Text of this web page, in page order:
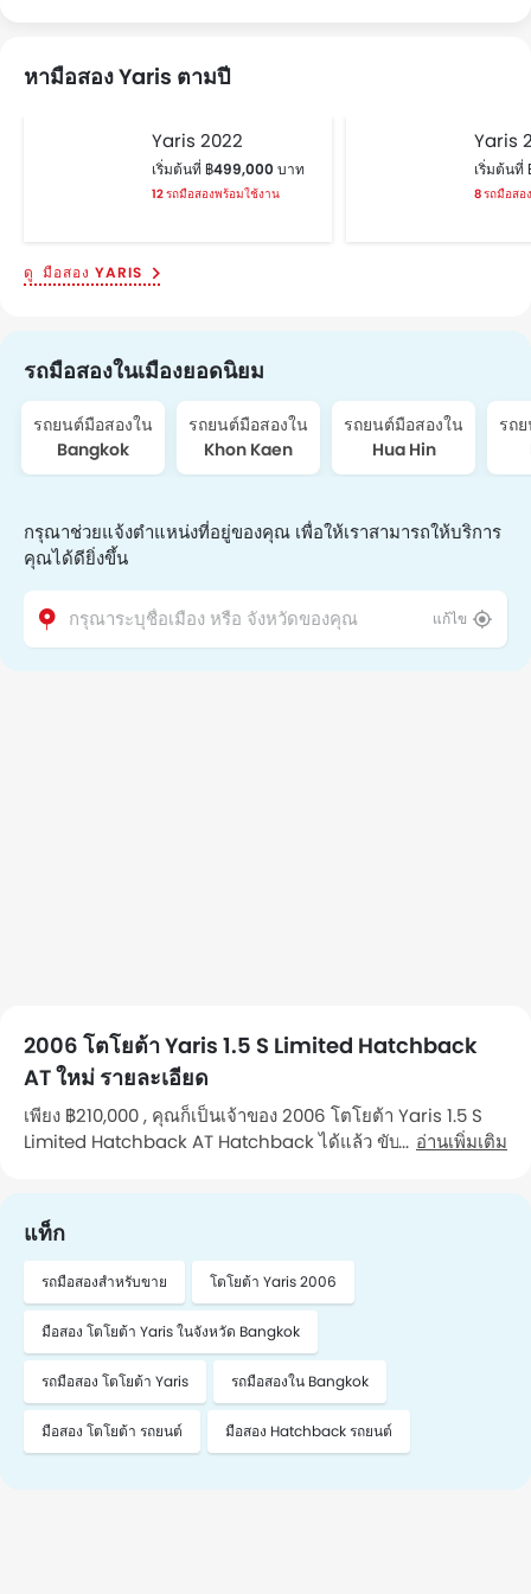
หามือสอง Yaris ตามปี
Yaris 2022
เริ่มต้นที่ ฿499,000 บาท
12 รถมือสองพร้อมใช้งาน
Yaris
เริ่มต้น
8 รถมือสอ
มือสอง YARIS
รถมือสองในเมืองยอดนิยม
รถยนต์มือสองใน
Bangkok
รถยนต์มือสองใน
Khon Kaen
รถยนต์มือสองใน
Hua Hin
รถ
กรุณาช่วยแจ้งตำแหน่งที่อยู่ของคุณ เพื่อให้เราสามารถให้บริการ
คุณได้ดียิ่งขึ้น
แก้ไข
2006 โตโยต้า Yaris 1.5 S Limited Hatchback
AT ใหม่ รายละเอียด
เพียง ฿210,000 , คุณก็เป็นเจ้าของ 2006 โตโยต้า Yaris 1.5 S
Limited Hatchback AT Hatchback ได้แล้ว ขับเคลื่อนด้วย
จังหวัด Bangkok หากต้องการนัดหมาย โปรดติดต่อฉัน"
อ่านเพิ่มเติม
แท็ก
รถมือสองสำหรับขาย โตโยต้า Yaris 2006
มือสอง โตโยต้า Yaris ในจังหวัด Bangkok
รถมือสอง โตโยต้า Yaris รถมือสองใน Bangkok
มือสอง โตโยต้า รถยนต์ มือสอง Hatchback รถยนต์